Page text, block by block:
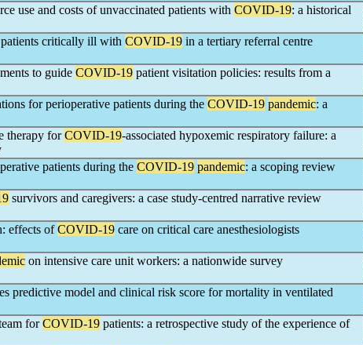
use and costs of unvaccinated patients with COVID-19: a historical
critically ill with COVID-19 in a tertiary referral centre
to guide COVID-19 patient visitation policies: results from a
for perioperative patients during the COVID-19 pandemic: a
therapy forCOVID-19-associated hypoxemic respiratory failure: a
patients during the COVID-19 pandemic: a scoping review
survivors and caregivers: a case study-centred narrative review
effects ofCOVID-19 care on critical care anesthesiologists
on intensive care unit workers: a nationwide survey
predictive model and clinical risk score for mortality in ventilated
forCOVID-19 patients: a retrospective study of the experience of